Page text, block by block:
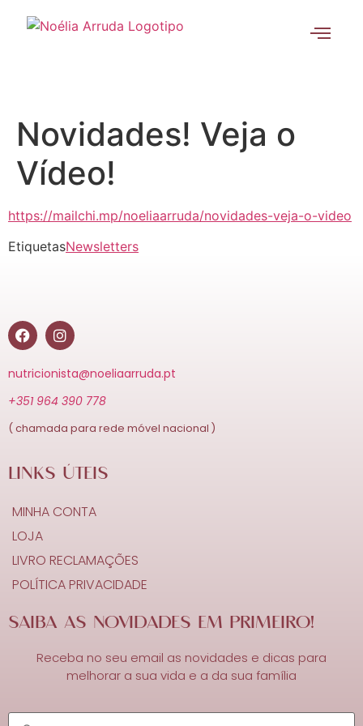
Novidades! Veja o
Vídeo!
https://mailchi.mp/noeliaarruda/novidades-veja-o-video
EtiquetasNewsletters
nutricionista@noeliaarruda.pt
+351 964 390 778
( chamada para rede móvel nacional )
LINKS ÚTEIS
MINHA CONTA
LOJA
LIVRO RECLAMAÇÕES
POLÍTICA PRIVACIDADE
SAIBA AS NOVIDADES EM PRIMEIRO!
Receba no seu email as novidades e dicas para
melhorar a sua vida e a da sua família